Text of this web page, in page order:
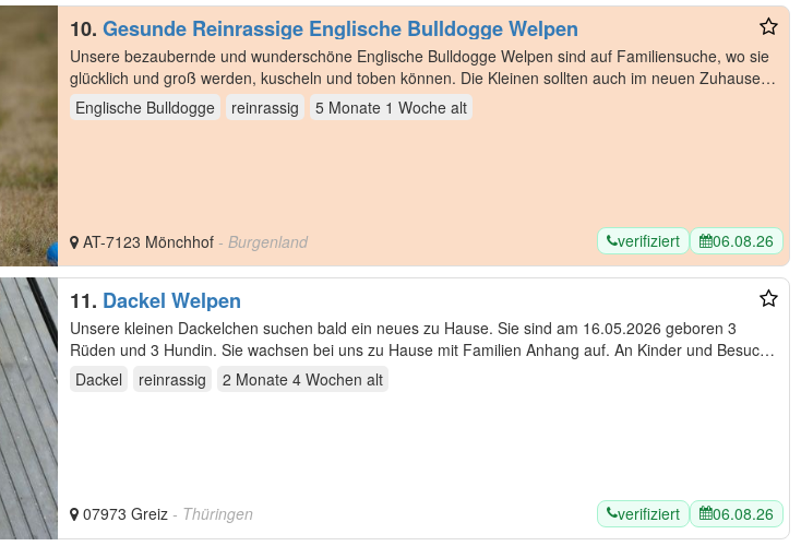
10. Gesunde Reinrassige Englische Bulldogge Welpen
Unsere bezaubernde und wunderschöne Englische Bulldogge Welpen sind auf Familiensuche, wo sie
glücklich und groß werden, kuscheln und toben können. Die Kleinen sollten auch im neuen Zuhause
ein…
Englische Bulldogge reinrassig 5 Monate 1 Woche alt
AT-7123 Mönchhof - Burgenland verifiziert 06.08.26
11. Dackel Welpen
Unsere kleinen Dackelchen suchen bald ein neues zu Hause. Sie sind am 16.05.2026 geboren 3
Rüden und 3 Hundin. Sie wachsen bei uns zu Hause mit Familien Anhang auf. An Kinder und Besuch
sind sie…
Dackel reinrassig 2 Monate 4 Wochen alt
07973 Greiz - Thüringen verifiziert 06.08.26